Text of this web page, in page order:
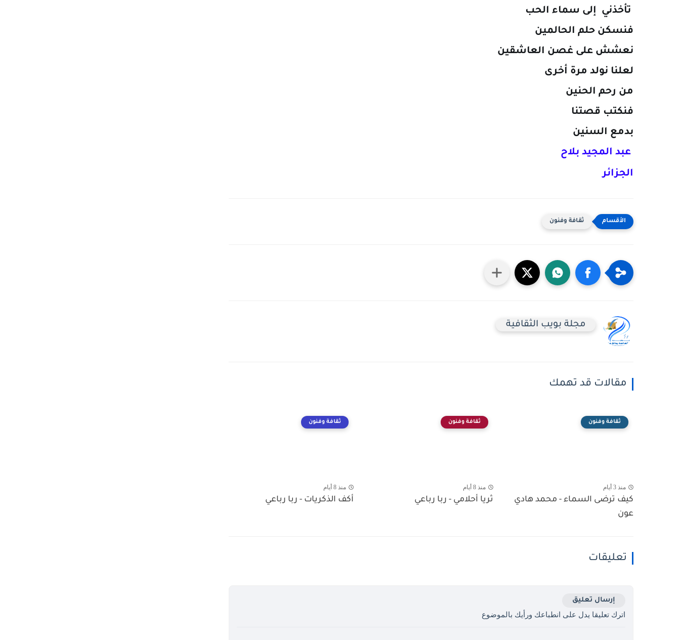
تأخذني إلى سماء الحب
فنسكن حلم الحالمين
نعشش على غصن العاشقين
لعلنا نولد مرة أخرى
من رحم الحنين
فنكتب قصتنا
بدمع السنين
عبد المجيد بلاح
الجزائر
ثقافة وفنون
مجلة بويب الثقافية
مقالات قد تهمك
ثقافة وفنون
منذ 3 أيام
كيف ترضى السماء - محمد هادي
عون
ثقافة وفنون
منذ 8 أيام
ثريا أحلامي - ربا رباعي
ثقافة وفنون
منذ 8 أيام
أكف الذكريات - ربا رباعي
تعليقات
إرسال تعليق
اترك تعليقا يدل على انطباعك ورأيك بالموضوع